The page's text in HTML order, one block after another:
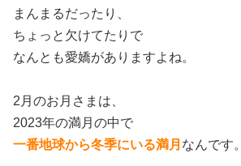
まんまるだったり、
ちょっと欠けてたりで
なんとも愛嬌がありますよね。
2月のお月さまは、
2023年の満月の中で
一番地球から冬季にいる満月 なんです。